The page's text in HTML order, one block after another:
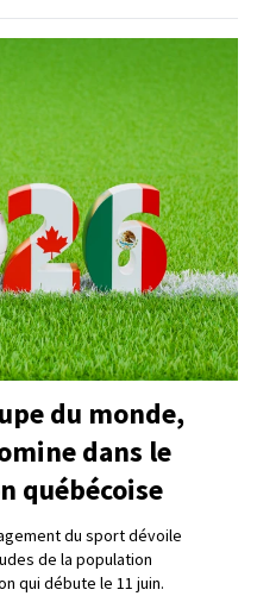
du monde,
dans le
québécoise
du sport dévoile
de la population
qui débute le 11 juin.